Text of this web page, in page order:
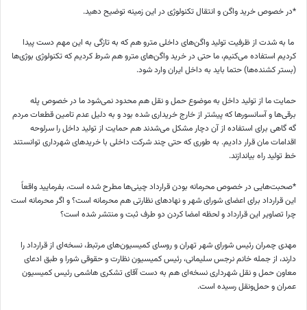
*در خصوص خرید واگن و انتقال تکنولوژی در این زمینه توضیح دهید.
ما به شدت از ظرفیت تولید واگن‌های داخلی مترو هم که به تازگی به این مهم دست پیدا
کردیم استفاده می‌کنیم، ما حتی در خرید واگن‌های مترو هم شرط کردیم که تکنولوژی بوژی‌ها
(بستر کشنده‌ها) حتما باید به داخل ایران وارد شود.
حمایت ما از تولید داخل به موضوع حمل و نقل هم محدود نمی‌شود ما در خصوص پله
برقی‌ها و آسانسور‌ها که پیشتر از خارج خریداری شده بود و به دلیل عدم تامین قطعات مردم
گه گاهی برای استفاده از آن دچار مشکل می‌شدند هم حمایت از تولید داخل را سرلوحه
اقدامات مان قرار دادیم. به طوری که حتی چند شرکت داخلی با خرید‌های شهرداری توانستند
خط تولید راه بیاندازند.
*صحبت‌هایی در خصوص محرمانه بودن قرارداد چینی‌ها مطرح شده است، بفرمایید واقعاً
این قرارداد برای اعضای شورای شهر و نهاد‌های نظارتی هم محرمانه است؟ و اگر محرمانه است
چرا تصاویر این قرارداد و لحظه امضا کردن دو طرف ثبت و منتشر شده است؟
مهدی چمران رئیس شورای شهر تهران و روسای کمیسیون‌های مرتبط، نسخه‌ای از قرارداد را
دارند، از جمله خانم نرجس سلیمانی، رئیس کمیسیون نظارت و حقوقی شورا و طبق ادعای
معاون حمل و نقل شهرداری نسخه‌ای هم به دست آقای تشکری هاشمی رئیس کمیسیون
عمران و حمل‌ونقل رسیده است.